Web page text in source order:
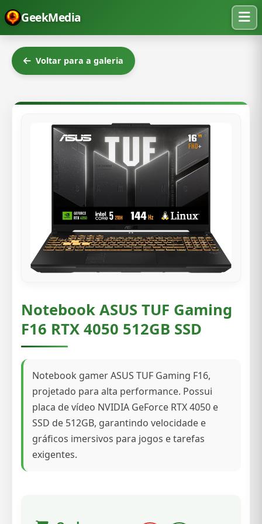
GeekMedia
Voltar para a galeria
Notebook ASUS TUF Gaming
F16 RTX 4050 512GB SSD
Notebook gamer ASUS TUF Gaming F16,
projetado para alta performance. Possui
placa de vídeo NVIDIA GeForce RTX 4050 e
SSD de 512GB, garantindo velocidade e
gráficos imersivos para jogos e tarefas
exigentes.